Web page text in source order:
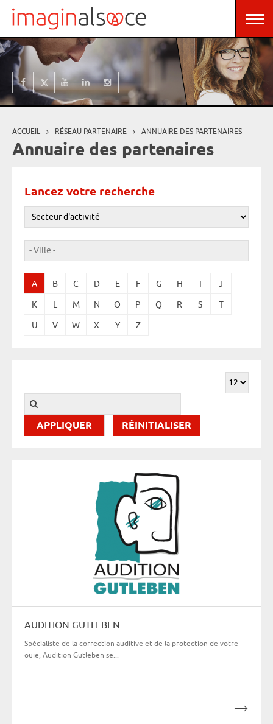
Aller au contenu principal
Vous êtes ici
ACCUEIL RÉSEAU PARTENAIRE ANNUAIRE DES PARTENAIRES
Annuaire des partenaires
Lancez votre recherche
A B C D E F G H I J
K L M N O P Q R S T
U V W X Y Z
RÉINITIALISER
AUDITION GUTLEBEN
Spécialiste de la correction auditive et de la protection de votre
ouïe, Audition Gutleben se...
Panneau de gestion des cookies